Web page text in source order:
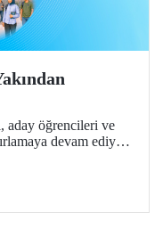
aday öğrencileri ve
devam ediyor.
devam